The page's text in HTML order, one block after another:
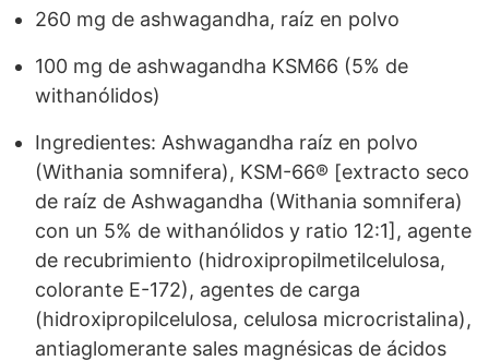
260 mg de ashwagandha, raíz en polvo
100 mg de ashwagandha KSM66 (5% de
withanólidos)
Ingredientes: Ashwagandha raíz en polvo
(Withania somnifera), KSM-66® [extracto seco
de raíz de Ashwagandha (Withania somnifera)
con un 5% de withanólidos y ratio 12:1], agente
de recubrimiento (hidroxipropilmetilcelulosa,
colorante E-172), agentes de carga
(hidroxipropilcelulosa, celulosa microcristalina),
antiaglomerante sales magnésicas de ácidos